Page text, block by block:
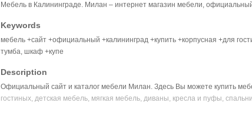
Мебель в Калининграде. Милан – интернет магазин мебели,
Keywords
мебель +сайт +официальный +калининград +купить +корпусная +для
тумба, шкаф +купе
Description
Официальный сайт и каталог мебели Милан. Здесь Вы можете купить
гостиных, детская мебель, мягкая мебель, диваны, кресла и пуфы,